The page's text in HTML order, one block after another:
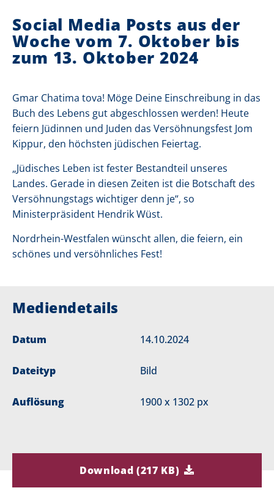
i
e
r
:
Social Media Posts aus der
Woche vom 7. Oktober bis
zum 13. Oktober 2024
Gmar Chatima tova! Möge Deine Einschreibung in das
Buch des Lebens gut abgeschlossen werden! Heute
feiern Jüdinnen und Juden das Versöhnungsfest Jom
Kippur, den höchsten jüdischen Feiertag.
„Jüdisches Leben ist fester Bestandteil unseres
Landes. Gerade in diesen Zeiten ist die Botschaft des
Versöhnungstags wichtiger denn je“, so
Ministerpräsident Hendrik Wüst.
Nordrhein-Westfalen wünscht allen, die feiern, ein
schönes und versöhnliches Fest!
Mediendetails
Datum 14.10.2024
Dateityp Bild
Auflösung 1900 x 1302 px
Download (217 KB)